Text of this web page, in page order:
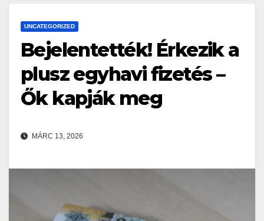
UNCATEGORIZED
Bejelentették! Érkezik a
plusz egyhavi fizetés –
Ők kapják meg
MÁRC 13, 2026